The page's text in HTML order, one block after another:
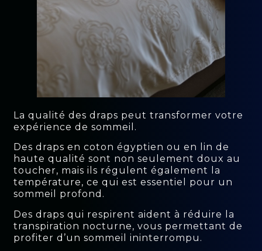
La qualité des draps peut transformer votre
expérience de sommeil.
Des draps en coton égyptien ou en lin de
haute qualité sont non seulement doux au
toucher, mais ils régulent également la
température, ce qui est essentiel pour un
sommeil profond.
Des draps qui respirent aident à réduire la
transpiration nocturne, vous permettant de
profiter d’un sommeil ininterrompu.